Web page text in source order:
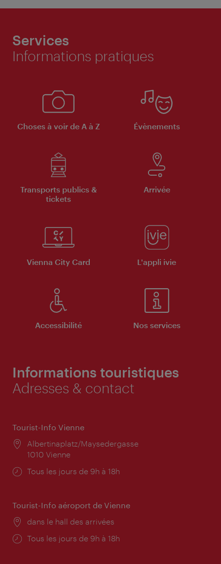
Services
Informations pratiques
Choses à voir de A à Z Évènements
Transports publics &
tickets
Arrivée
Vienna City Card L'appli ivie
Accessibilité Nos services
Informations touristiques
Adresses & contact
Tourist-Info Vienne
Lieu:
Albertinaplatz/Maysedergasse
1010 Vienne
Horaires
Tous les jours de 9h à 18h
Tourist-Info aéroport de Vienne
Lieu:
dans le hall des arrivées
Horaires
Tous les jours de 9h à 18h